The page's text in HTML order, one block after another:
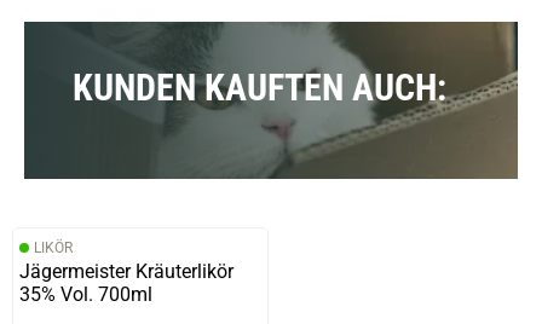
KUNDEN KAUFTEN AUCH:
LIKÖR
Jägermeister Kräuterlikör
35% Vol. 700ml